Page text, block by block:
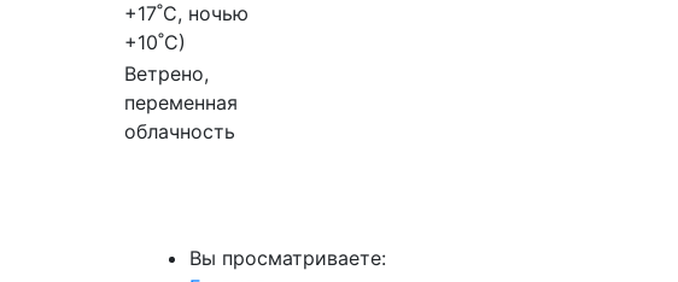
+17˚C, ночью
+10˚C)
Ветрено,
переменная
облачность
Вы просматриваете: